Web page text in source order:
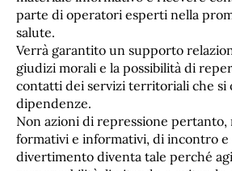
parte di operatori esperti nella
salute.
Verrà garantito un supporto
giudizi morali e la possibilità di
contatti dei servizi territoriali che si
dipendenze.
Non azioni di repressione pertanto,
formativi e informativi, di incontro e
divertimento diventa tale perché